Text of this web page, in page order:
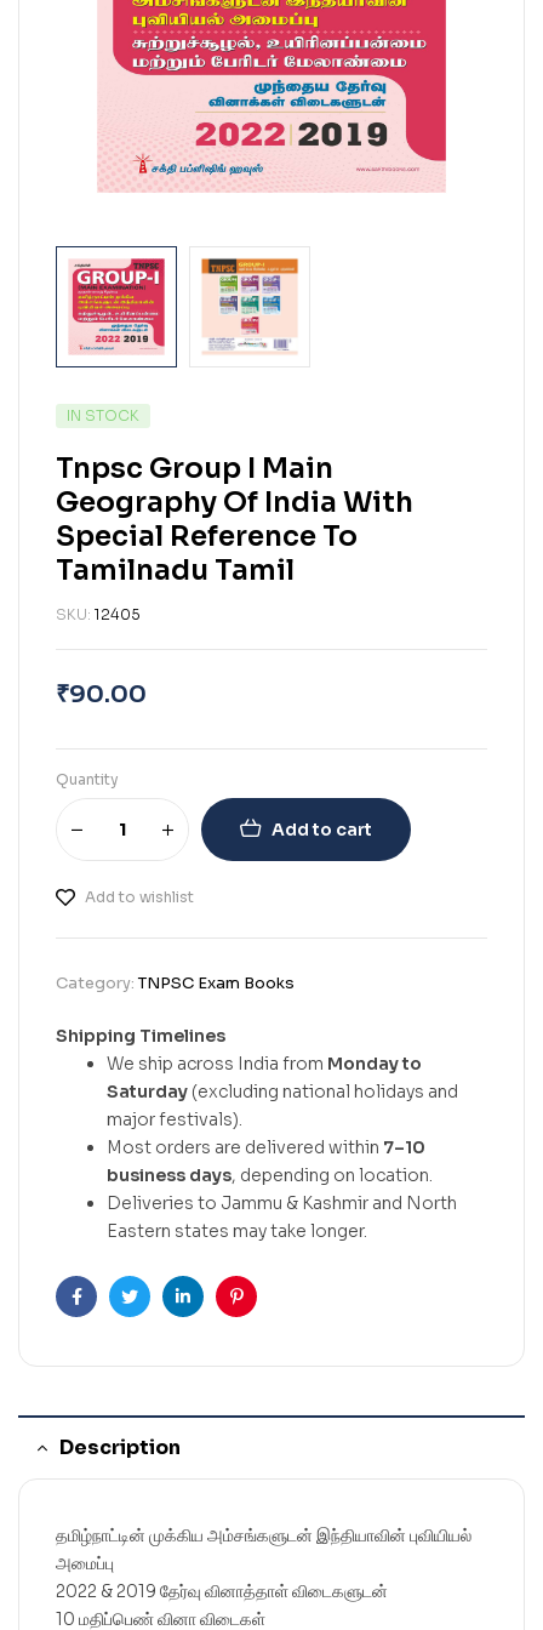
IN STOCK
Tnpsc Group I Main
Geography Of India With
Special Reference To
Tamilnadu Tamil
SKU: 12405
₹90.00
Quantity
Add to cart
Add to wishlist
Category:TNPSC Exam Books
Shipping Timelines
We ship across India from Monday to
Saturday (excluding national holidays and
major festivals).
Most orders are delivered within 7–10
business days, depending on location.
Deliveries to Jammu & Kashmir and North
Eastern states may take longer.
FacebookTwitterLinkedinPinterest
Description
தமிழ்நாட்டின் முக்கிய அம்சங்களுடன் இந்தியாவின் புவியியல்
அமைப்பு
2022 & 2019 தேர்வு வினாத்தாள் விடைகளுடன்
10 மதிப்பெண் வினா விடைகள்